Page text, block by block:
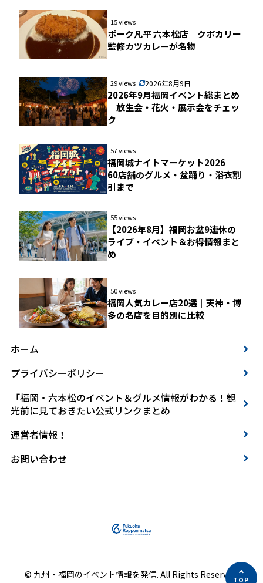
15 views
ポーク凡平 六本松店｜クボカリー
監修カツカレーが名物
29 views 2026年8月9日
2026年9月福岡イベント総まとめ
｜放生会・花火・展示会をチェッ
ク
57 views
福岡城ナイトマーケット2026｜
60店舗のグルメ・盆踊り・浴衣割
引まで
55 views
【2026年8月】福岡お盆9連休の
ライブ・イベント＆お得情報まと
め
50 views
福岡人気カレー店20選｜天神・博
多の名店を目的別に比較
ホーム
プライバシーポリシー
「福岡・六本松のイベント＆グルメ情報がわかる！観
光前に見ておきたい公式リンクまとめ
運営者情報！
お問い合わせ
© 九州・福岡のイベント情報を発信. All Rights Reserved.